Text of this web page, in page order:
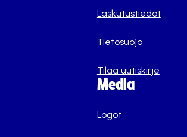
Laskutustiedot
Tietosuoja
Tilaa uutiskirje
Media
Logot